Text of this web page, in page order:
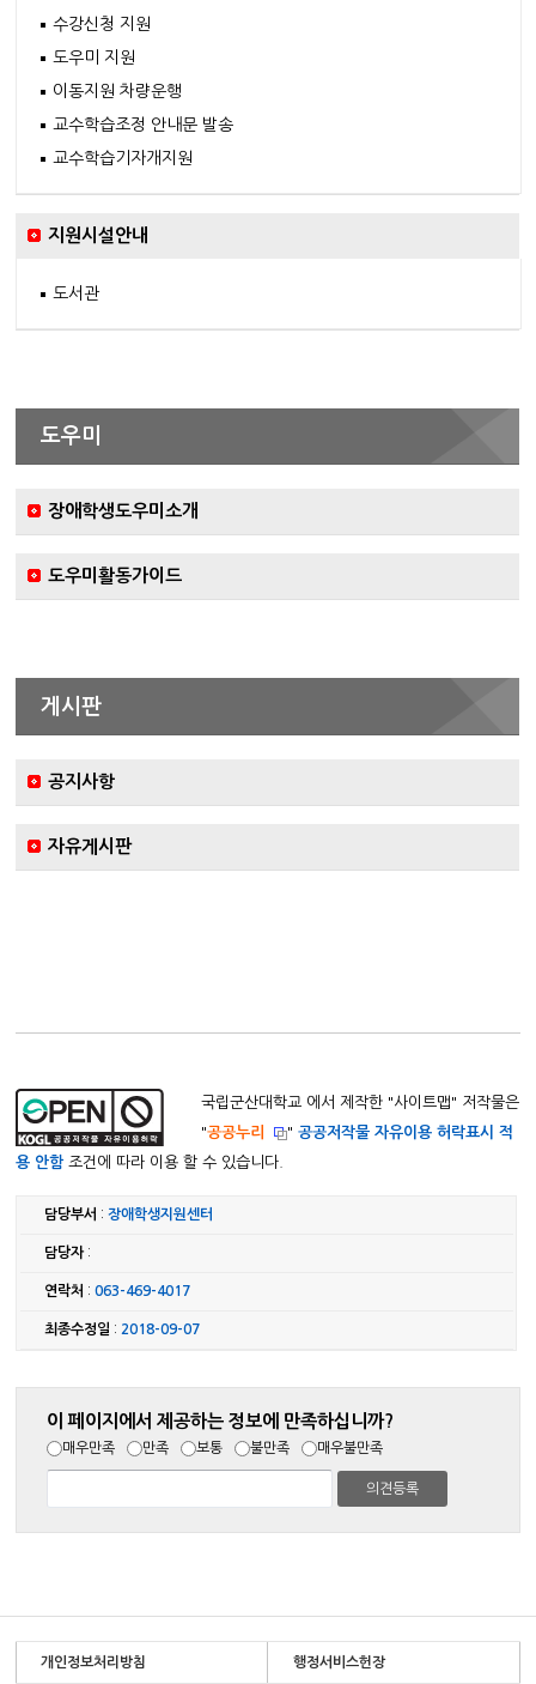
수강신청 지원
도우미 지원
이동지원 차량운행
교수학습조정 안내문 발송
교수학습기자개지원
지원시설안내
도서관
도우미
장애학생도우미소개
도우미활동가이드
게시판
공지사항
자유게시판
국립군산대학교 에서 제작한 "사이트맵" 저작물은
"공공누리 "공공저작물 자유이용 허락표시 적
용 안함조건에 따라 이용 할 수 있습니다.
담당부서 :장애학생지원센터
담당자:
연락처 :063-469-4017
최종수정일 : 2018-09-07
이 페이지에서 제공하는 정보에 만족하십니까?
매우만족 만족 보통 불만족 매우불만족
개인정보처리방침 행정서비스헌장